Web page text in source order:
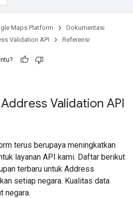
Maps Platform
Dokumentasi
Validation API Referensi
Validation API
terus berupaya meningkatkan
layanan API kami. Daftar berikut
terbaru untuk Address
setiap negara. Kualitas data
negara.